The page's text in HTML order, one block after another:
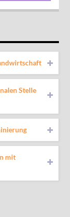
Stelle
mit